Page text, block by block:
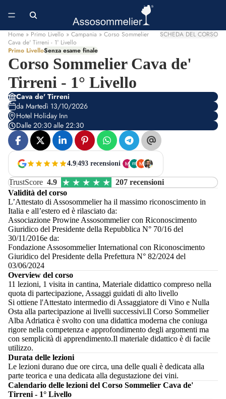
Home » Primo Livello » Campania » Corso Sommelier
Cava de' Tirreni - 1° Livello
SCHEDA DEL CORSO
Primo LivelloSenza esame finale
Corso Sommelier Cava de'
Tirreni - 1° Livello
Cava de' Tirreni
da Martedì 13/10/2026
Hotel Holiday Inn
Dalle 20:30 alle 22:30
4.9 493 recensioni
TrustScore 4.9
207 recensioni
Validità del corso
L’Attestato di Assosommelier ha il massimo riconoscimento in
Italia e all’estero ed è rilasciato da:
Associazione Prowine Assosommelier con Riconoscimento
Giuridico del Presidente della Repubblica N° 70/16 del
30/11/2016e da:
Fondazione Assosommelier International con Riconoscimento
Giuridico del Presidente della Prefettura N° 82/2024 del
03/06/2024
Overview del corso
11 lezioni, 1 visita in cantina, Materiale didattico compreso nella
quota di partecipazione, Assaggi guidati di alto livello
Si ottiene l'Attestato intermedio di Assaggiatore di Vino e Nulla
Osta alla partecipazione ai livelli successivi.Il Corso Sommelier
Alba Adriatica è svolto con una didattica moderna che coniuga
rigore nella competenza e approfondimento degli argomenti ma
con semplicità di apprendimento.Il materiale didattico è di facile
utilizzo.
Durata delle lezioni
Le lezioni durano due ore circa, una delle quali è dedicata alla
parte teorica e una dedicata alla degustazione dei vini.
Calendario delle lezioni del Corso Sommelier Cava de'
Tirreni - 1° Livello